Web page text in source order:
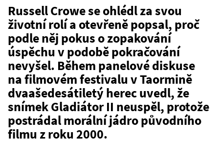
WhatsAppu
Russell Crowe se ohlédl za svou
životní rolí a otevřeně popsal, proč
podle něj pokus o zopakování
úspěchu v podobě pokračování
nevyšel. Během panelové diskuse
na filmovém festivalu v Taormině
dvaašedesátiletý herec uvedl, že
snímek Gladiátor II neuspěl, protože
postrádal morální jádro původního
filmu z roku 2000.